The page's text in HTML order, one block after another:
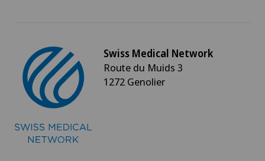
Swiss Medical Network
Route du Muids 3
1272 Genolier